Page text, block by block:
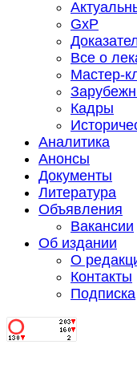
GxP
Все о
Мастер-
Кадры
Аналитика
Анонсы
Документы
Литература
Объявления
Вакансии
Об издании
О
Контакты
Подписка